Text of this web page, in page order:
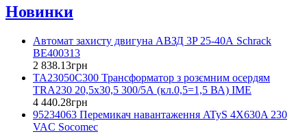
Новинки
Автомат захисту двигуна АВЗД 3P 25-40А Schrack
BE400313
2 838.13грн
TA23050C300 Трансформатор з розємним осердям
TRA230 20,5x30,5 300/5А (кл.0,5=1,5 ВА) IME
4 440.28грн
95234063 Перемикач навантаження ATyS 4Х630A 230
VAC Socomec